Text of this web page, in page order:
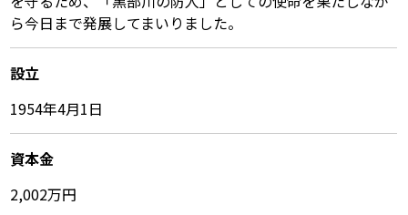
ら今日まで発展してまいりました。
設立
1954年4月1日
資本金
2,002万円